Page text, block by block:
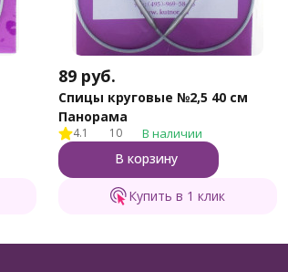
89 руб.
Спицы круговые №2,5 40 см
Панорама
4.1 10 В наличии
В корзину
Купить в 1 клик